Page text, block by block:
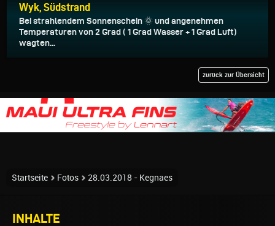
Wyk, Südstrand
Bei strahlendem Sonnenschein 🌞 und angenehmen
Temperaturen von 2 Grad ( 1 Grad Wasser + 1 Grad Luft)
wagten...
zurück zur Übersicht
Startseite Fotos 28.03.2018 - Kegnaes
INHALTE